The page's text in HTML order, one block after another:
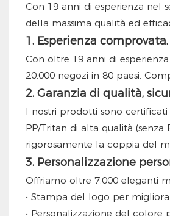
Con 19 anni di esperienza nel
della massima qualità ed
1. Esperienza
Con oltre 19 anni di
20.000 negozi in 80 paesi.
2. Garanzia di qualità,
I nostri prodotti sono certificati
PP/Tritan di alta qualità
rigorosamente la coppia del
3. Personalizzazione
Offriamo oltre 7.000 eleganti
• Stampa del logo per
• Personalizzazione del colore